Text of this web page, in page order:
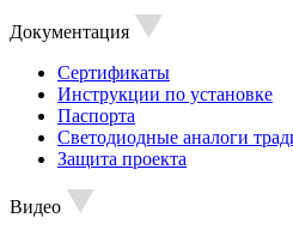
Документация
Сертификаты
Инструкции по установке
Паспорта
Светодиодные аналоги
Защита проекта
Видео